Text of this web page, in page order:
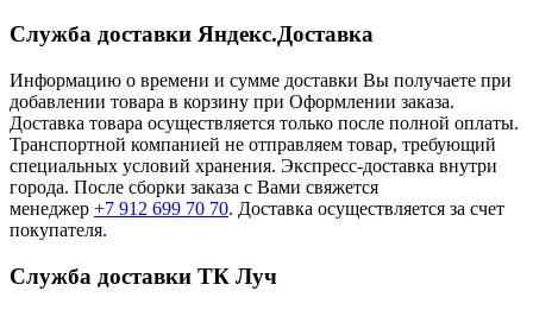
Служба доставки Яндекс.Доставка
Информацию о времени и сумме доставки Вы получаете при
добавлении товара в корзину при Оформлении заказа.
Доставка товара осуществляется только после полной оплаты.
Транспортной компанией не отправляем товар, требующий
специальных условий хранения. Экспресс-доставка внутри
города. После сборки заказа с Вами свяжется
менеджер +7 912 699 70 70. Доставка осуществляется за счет
покупателя.
Служба доставки ТК Луч